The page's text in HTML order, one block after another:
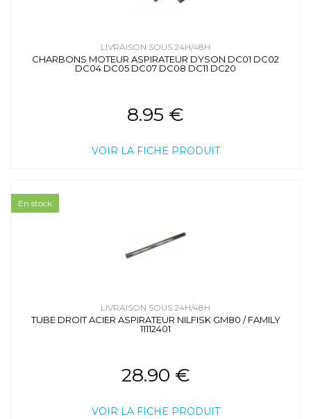
LIVRAISON SOUS 24H/48H
CHARBONS MOTEUR ASPIRATEUR DYSON DC01 DC02
DC04 DC05 DC07 DC08 DC11 DC20
8.95 €
VOIR LA FICHE PRODUIT
LIVRAISON SOUS 24H/48H
TUBE DROIT ACIER ASPIRATEUR NILFISK GM80 / FAMILY
11112401
28.90 €
VOIR LA FICHE PRODUIT
En stock